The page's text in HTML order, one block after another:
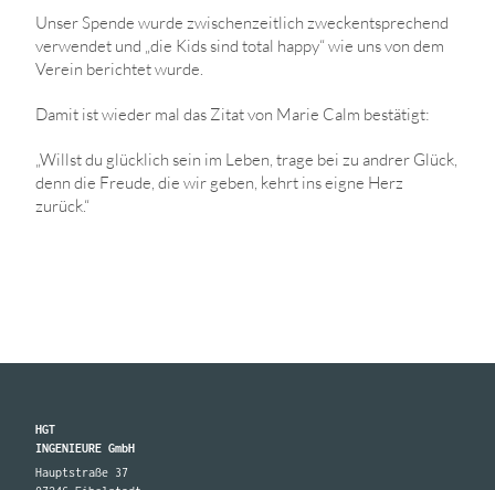
Unser Spende wurde zwischenzeitlich zweckentsprechend
verwendet und „die Kids sind total happy“ wie uns von dem
Verein berichtet wurde.
Damit ist wieder mal das Zitat von Marie Calm bestätigt:
„Willst du glücklich sein im Leben, trage bei zu andrer Glück,
denn die Freude, die wir geben, kehrt ins eigne Herz
zurück.“
HGT
INGENIEURE GmbH
Hauptstraße 37